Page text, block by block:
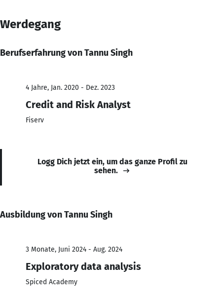
Werdegang
Berufserfahrung von Tannu Singh
4 Jahre, Jan. 2020 - Dez. 2023
Credit and Risk Analyst
Fiserv
Logg Dich jetzt ein, um das ganze Profil zu
sehen.
Ausbildung von Tannu Singh
3 Monate, Juni 2024 - Aug. 2024
Exploratory data analysis
Spiced Academy